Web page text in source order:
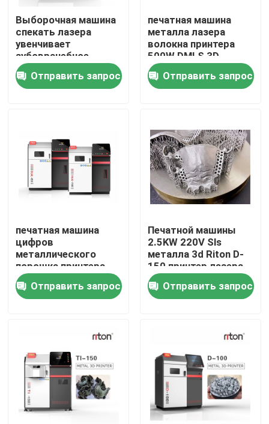
Главная страница
О Компании
Наша фабрика
Контроль качества
Контакты
Принтер металла 3D лазера
Зубоврачебный принтер металла 3D
Выборочная машина
спекать лазера
увенчивает
зубоврачебное
оборудование
печатания металла
рамок 3d
Отправить запрос
печатная машина
металла лазера
волокна принтера
500W DMLS 3D
зубоврачебная
двойная
Отправить запрос
печатная машина
цифров
металлического
порошка принтера
14000mm/S
ювелирных изделий
3D 1.064μM
Отправить запрос
Печатной машины
2.5KW 220V Sls
металла 3d Riton D-
150 принтер лазера
аддитивной спекая
Отправить запрос